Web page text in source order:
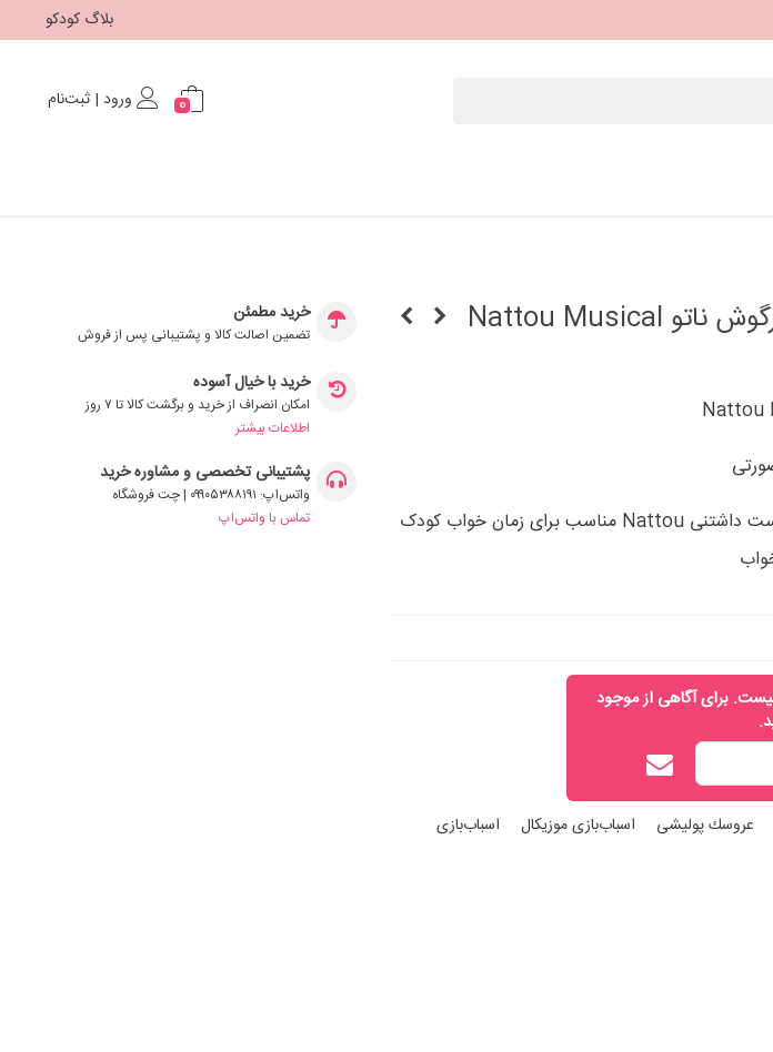
بلاگ کودکو
0 ورود | ثبت‌نام
عروسک موزیکال خرگوش ناتو Nattou Musical
Nattou
اسباب بازی های موزیکال دوست داشتنی Nattou مناسب برای زمان خواب کودک
برای آگاهی از موجود
عروسك پوليشی اسباب‌بازی موزیکال اسباب‌بازی
خرید مطمئن
تضمین اصالت کالا و پشتیبانی پس از فروش
خرید با خیال آسوده
امکان انصراف از خرید و برگشت کالا تا ۷ روز
اطلاعات بیشتر
پشتیبانی تخصصی و مشاوره خرید
واتس‌اپ: ۰۹۹۰۵۳۸۸۱۹۱ | چت فروشگاه
تماس با واتس‌اپ